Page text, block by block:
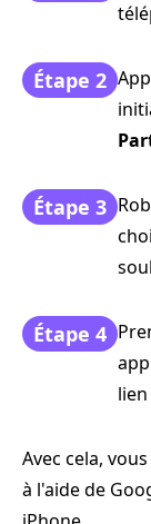
Étape 2
Étape 3
Étape 4
Avec cela,
à l'aide de